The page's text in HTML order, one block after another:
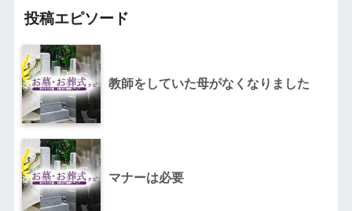
投稿エピソード
教師をしていた母がなくなりました
マナーは必要